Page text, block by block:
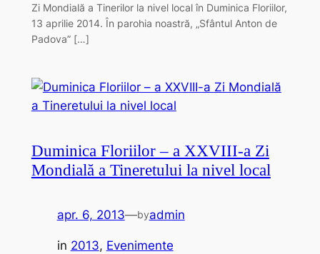
Zi Mondială a Tinerilor la nivel local în Duminica Floriilor,
13 aprilie 2014. În parohia noastră, „Sfântul Anton de
Padova” […]
Duminica Floriilor – a XXVIII-a Zi
Mondială a Tineretului la nivel local
apr. 6, 2013—byadmin
in 2013, Evenimente